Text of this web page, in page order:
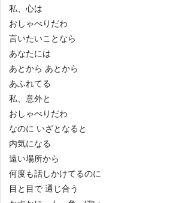
私、心は
おしゃべりだわ
言いたいことなら
あなたには
あとから あとから
あふれてる
私、意外と
おしゃべりだわ
なのに いざとなると
内気になる
遠い場所から
何度も話しかけてるのに
目と目で 通じ合う